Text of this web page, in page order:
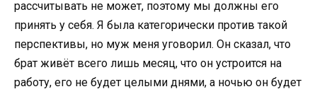
рассчитывать не может, поэтому мы должны его
принять у себя. Я была категорически против такой
перспективы, но муж меня уговорил. Он сказал, что
брат живёт всего лишь месяц, что он устроится на
работу, его не будет целыми днями, а ночью он будет